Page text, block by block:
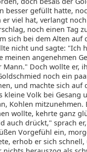
besser gefüllt hatte,
er viel hat, verlangt
noch einen Tag
sich bei dem Alten auf
nicht und sagte: "Ich
meinen angenehmen
Doch wollte er,
noch ein
und machte sich
kleine Volk bei Gesang
Kohlen
wollte, kehrte ganz
auch drückt," sprach
Vorgefühl ein,
erhob er sich